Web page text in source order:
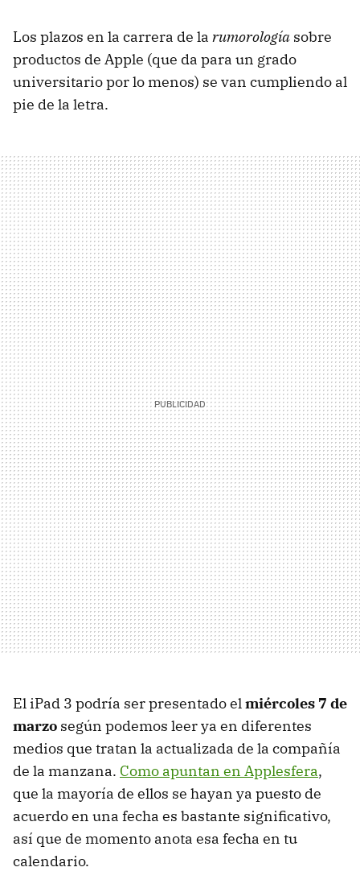
Los plazos en la carrera de la rumorología sobre
productos de Apple (que da para un grado
universitario por lo menos) se van cumpliendo al
pie de la letra.
El iPad 3 podría ser presentado elmiércoles 7 de
marzo según podemos leer ya en diferentes
medios que tratan la actualizada de la compañía
de la manzana. Como apuntan en Applesfera,
que la mayoría de ellos se hayan ya puesto de
acuerdo en una fecha es bastante significativo,
así que de momento anota esa fecha en tu
calendario.